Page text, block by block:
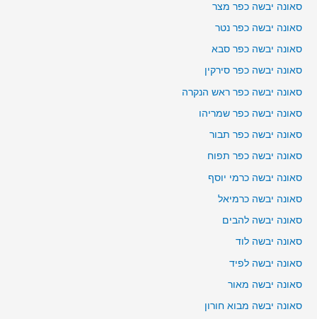
סאונה יבשה כפר מצר
סאונה יבשה כפר נטר
סאונה יבשה כפר סבא
סאונה יבשה כפר סירקין
סאונה יבשה כפר ראש הנקרה
סאונה יבשה כפר שמריהו
סאונה יבשה כפר תבור
סאונה יבשה כפר תפוח
סאונה יבשה כרמי יוסף
סאונה יבשה כרמיאל
סאונה יבשה להבים
סאונה יבשה לוד
סאונה יבשה לפיד
סאונה יבשה מאור
סאונה יבשה מבוא חורון